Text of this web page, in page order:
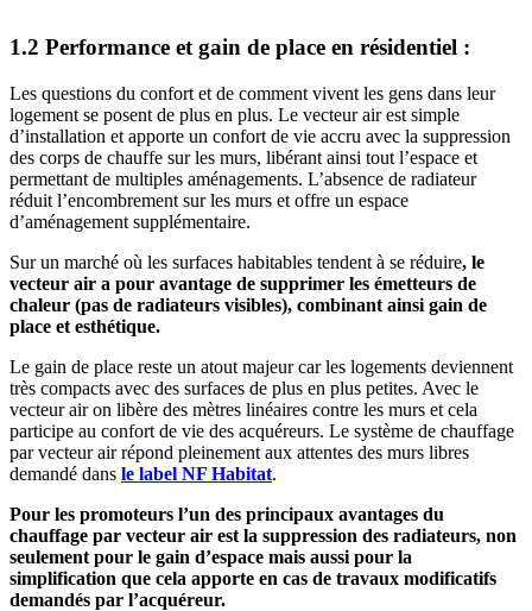
1.2 Performance et gain de place en résidentiel :
Les questions du confort et de comment vivent les gens dans leur
logement se posent de plus en plus. Le vecteur air est simple
d’installation et apporte un confort de vie accru avec la suppression
des corps de chauffe sur les murs, libérant ainsi tout l’espace et
permettant de multiples aménagements. L’absence de radiateur
réduit l’encombrement sur les murs et offre un espace
d’aménagement supplémentaire.
Sur un marché où les surfaces habitables tendent à se réduire, le
vecteur air a pour avantage de supprimer les émetteurs de
chaleur (pas de radiateurs visibles), combinant ainsi gain de
place et esthétique.
Le gain de place reste un atout majeur car les logements deviennent
très compacts avec des surfaces de plus en plus petites. Avec le
vecteur air on libère des mètres linéaires contre les murs et cela
participe au confort de vie des acquéreurs. Le système de chauffage
par vecteur air répond pleinement aux attentes des murs libres
demandé dans le label NF Habitat.
Pour les promoteurs l’un des principaux avantages du
chauffage par vecteur air est la suppression des radiateurs, non
seulement pour le gain d’espace mais aussi pour la
simplification que cela apporte en cas de travaux modificatifs
demandés par l’acquéreur.